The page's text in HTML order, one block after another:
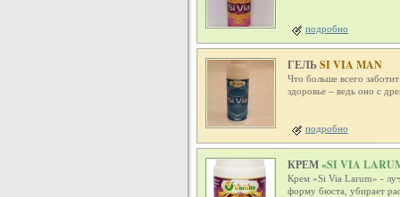
подробно
ГЕЛЬSI VIA MAN
Что больше всего
здоровье – ведь оно с
подробно
КРЕМ«SI VIA
Крем «Si Via Larum» -
форму бюста, убирает